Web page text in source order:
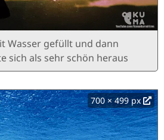
Wasser gefüllt und dann
sich als sehr schön heraus
700 × 499 px